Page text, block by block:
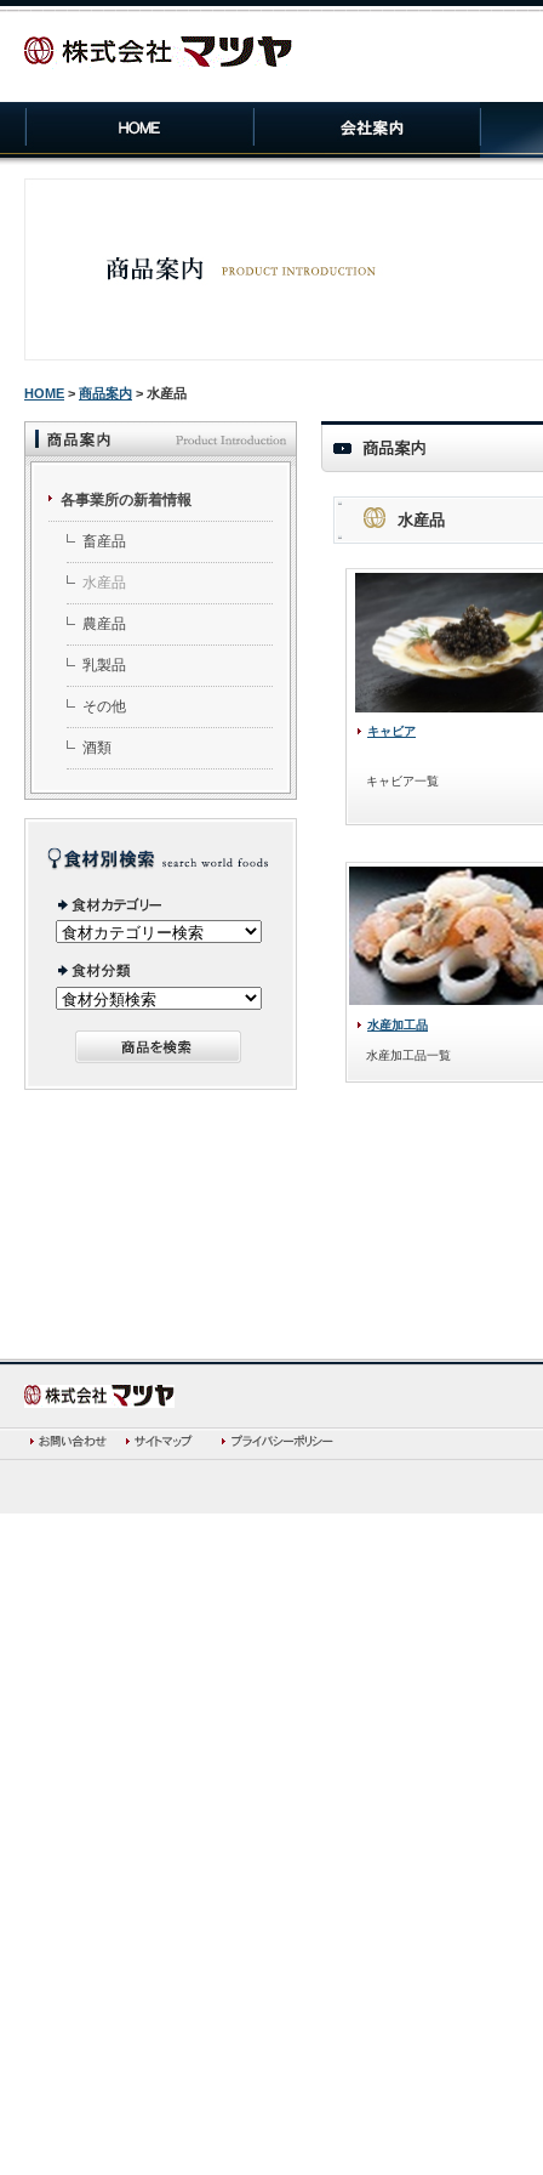
HOME > 商品案内 > 水産品
水産品
キャビア
キャビア一覧
水産加工品
水産加工品一覧
各事業所の新着情報
畜産品
水産品
農産品
乳製品
その他
酒類